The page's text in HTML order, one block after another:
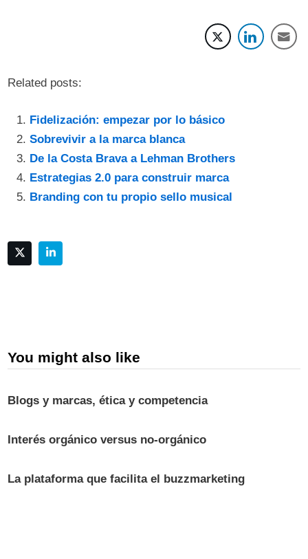
Related posts:
Fidelización: empezar por lo básico
Sobrevivir a la marca blanca
De la Costa Brava a Lehman Brothers
Estrategias 2.0 para construir marca
Branding con tu propio sello musical
You might also like
Blogs y marcas, ética y competencia
Interés orgánico versus no-orgánico
La plataforma que facilita el buzzmarketing